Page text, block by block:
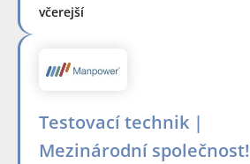
včerejší
Testovací technik |
Mezinárodní společnost!